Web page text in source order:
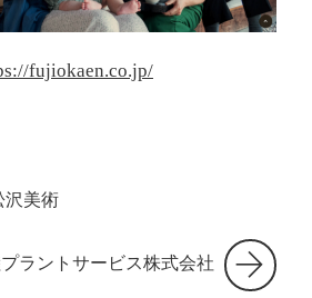
fujiokaen.co.jp/
沢美術
ラントサービス株式会社